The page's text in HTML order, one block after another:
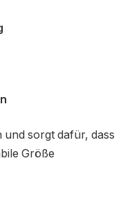
und sorgt dafür, dass
Größe